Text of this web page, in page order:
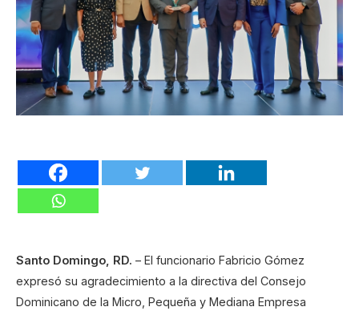
Santo Domingo, RD. – El funcionario Fabricio Gómez
expresó su agradecimiento a la directiva del Consejo
Dominicano de la Micro, Pequeña y Mediana Empresa